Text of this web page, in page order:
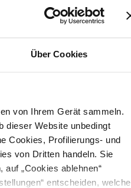
Über Cookies
von Ihrem Gerät sammeln.
dieser Website unbedingt
Cookies, Profilierungs- und
von Dritten handeln. Sie
„Cookies ablehnen“
entscheiden, welche